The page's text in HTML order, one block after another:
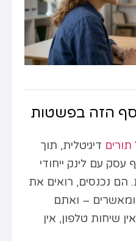
הזה בפשטות
תורים דיגיטלית, תוך
עם לינק ייחודי
נכנסים, רואים את
ומאשרים – ואתם
שיחות טלפון, אין